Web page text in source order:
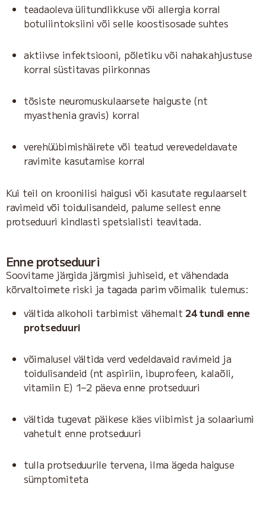
teadaoleva ülitundlikkuse või allergia korral
botuliintoksiini või selle koostisosade suhtes
aktiivse infektsiooni, põletiku või nahakahjustuse
korral süstitavas piirkonnas
tõsiste neuromuskulaarsete haiguste (nt
myasthenia gravis) korral
verehüübimishäirete või teatud verevedeldavate
ravimite kasutamise korral
Kui teil on kroonilisi haigusi või kasutate regulaarselt
ravimeid või toidulisandeid, palume sellest enne
protseduuri kindlasti spetsialisti teavitada.
Enne protseduuri
Soovitame järgida järgmisi juhiseid, et vähendada
kõrvaltoimete riski ja tagada parim võimalik tulemus:
vältida alkoholi tarbimist vähemalt24 tundi enne
protseduuri
võimalusel vältida verd vedeldavaid ravimeid ja
toidulisandeid (nt aspiriin, ibuprofeen, kalaõli,
vitamiin E) 1–2 päeva enne protseduuri
vältida tugevat päikese käes viibimist ja solaariumi
vahetult enne protseduuri
tulla protseduurile tervena, ilma ägeda haiguse
sümptomiteta